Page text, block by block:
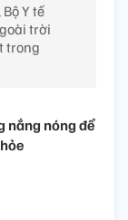
Y tế
trời
trong
nắng nóng để